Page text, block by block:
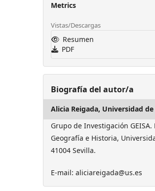
Metrics
Vistas/Descargas
Resumen
PDF
Biografía del autor/a
Alicia Reigada, Universidad de
Grupo de Investigación
Geografía e Historia,
41004 Sevilla.
E-mail: aliciareigada@us.es